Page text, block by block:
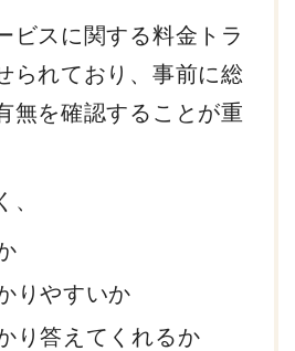
ビスに関する料金トラ
られており、事前に総
無を確認することが重
りやすいか
り答えてくれるか